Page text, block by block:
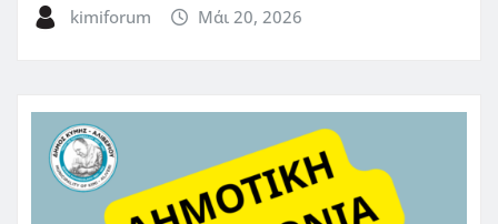
kimiforum Μάι 20, 2026